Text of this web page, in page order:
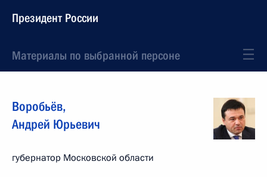
Президент России
Материалы по выбранной персоне
Воробьёв,
Андрей Юрьевич
губернатор Московской области